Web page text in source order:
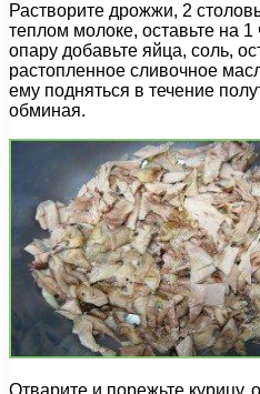
Растворите дрожжи, 2
теплом молоке, оставьте на
опару добавьте яйца, соль,
растопленное сливочное
ему подняться в течение
обминая.